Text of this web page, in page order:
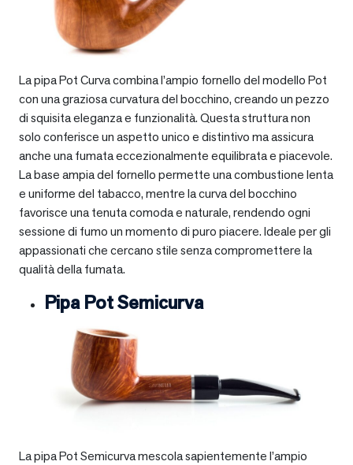
La pipa Pot Curva combina l’ampio fornello del modello Pot
con una graziosa curvatura del bocchino, creando un pezzo
di squisita eleganza e funzionalità. Questa struttura non
solo conferisce un aspetto unico e distintivo ma assicura
anche una fumata eccezionalmente equilibrata e piacevole.
La base ampia del fornello permette una combustione lenta
e uniforme del tabacco, mentre la curva del bocchino
favorisce una tenuta comoda e naturale, rendendo ogni
sessione di fumo un momento di puro piacere. Ideale per gli
appassionati che cercano stile senza compromettere la
qualità della fumata.
Pipa Pot Semicurva
La pipa Pot Semicurva mescola sapientemente l’ampio